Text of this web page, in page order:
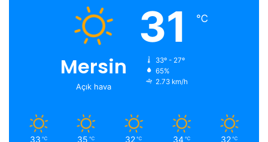
Mersin
Açık hava
31 ℃
33º - 27º
65%
2.73 km/h
33 ℃ 35 ℃ 32 ℃ 34 ℃ 32 ℃